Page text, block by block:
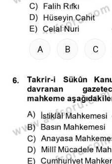
A B C